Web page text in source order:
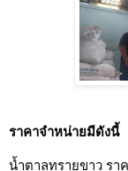
ราคาจำหน่ายมีดังนี้
น้ำตาลทรายขาว รา